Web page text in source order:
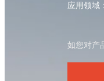
应用领域
如您对产